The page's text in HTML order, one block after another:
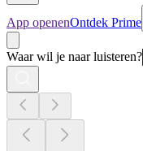
App openenOntdek Prime
Waar wil je naar luisteren?